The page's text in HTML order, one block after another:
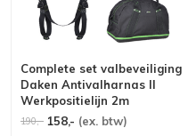
Complete set valbeveiliging
Daken Antivalharnas II
Werkpositielijn 2m
Ankerstrop
190,- 158,- (ex. btw)